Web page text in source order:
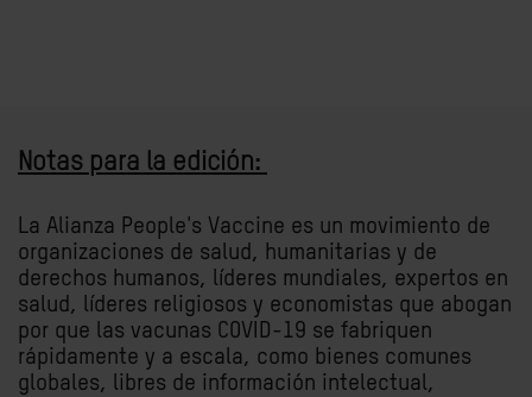
Notas para la edición:
La Alianza People's Vaccine es un movimiento de
organizaciones de salud, humanitarias y de
derechos humanos, líderes mundiales, expertos en
salud, líderes religiosos y economistas que abogan
por que las vacunas COVID-19 se fabriquen
rápidamente y a escala, como bienes comunes
globales, libres de información intelectual,